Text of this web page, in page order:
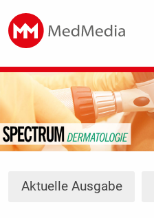
Aktuelle Ausgabe